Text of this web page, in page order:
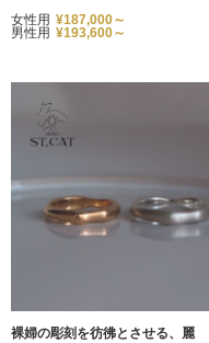
女性用 ¥187,000～
男性用 ¥193,600～
裸婦の彫刻を彷彿とさせる、麗